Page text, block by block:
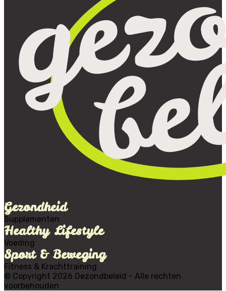
Gezondheid
Supplementen
Healthy Lifestyle
Voeding
Sport & Beweging
Fitness & Krachttraining
© Copyright 2026 Gezondbeleid - Alle rechten
voorbehouden